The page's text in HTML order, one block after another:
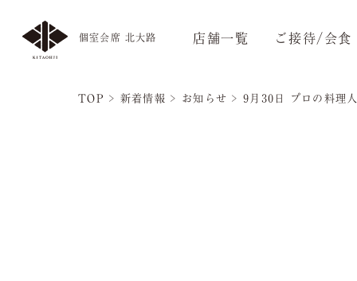
個室会席 北大路 店舗一覧 ご接待/会食
TOP > 新着情報 > お知らせ >9月30日 プロの料理